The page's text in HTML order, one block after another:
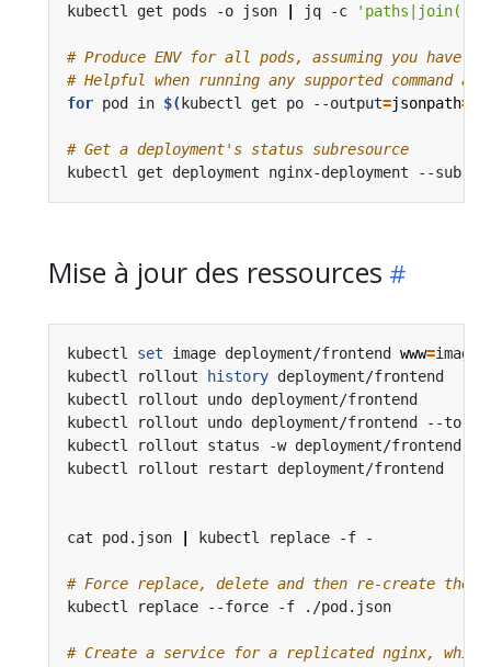
kubectl get pods -o json
jq -c
# Produce ENV for all pods, assuming you have
# Helpful when running any supported command
for pod in $( kubectl get po --output=jsonpath={
# Get a deployment's status subresource
kubectl get deployment nginx-deployment --
Mise à jour des ressources
kubectl set image deployment/frontend www=
kubectl rollout
history
kubectl rollout undo
kubectl rollout undo deployment/frontend --to-
kubectl rollout status -w
kubectl rollout restart
cat pod.json kubectl
# Force replace, delete and then re-create the
# Create a service for a replicated nginx,